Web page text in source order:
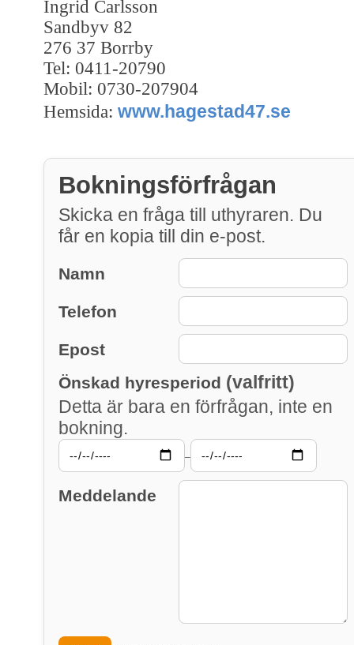
Ingrid Carlsson
Sandbyv 82
276 37 Borrby
Tel: 0411-20790
Mobil: 0730-207904
Hemsida: www.hagestad47.se
Bokningsförfrågan
Skicka en fråga till uthyraren. Du
får en kopia till din e-post.
Namn
Telefon
Epost
Önskad hyresperiod (valfritt)
Detta är bara en förfrågan, inte en
bokning.
–
Meddelande